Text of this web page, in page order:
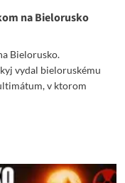
na Bielorusko
Bielorusko.
vydal bieloruskému
v ktorom